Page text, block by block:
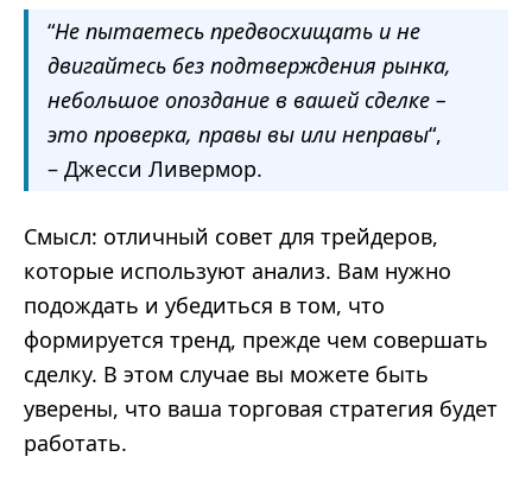
“Не пытаетесь предвосхищать и не
двигайтесь без подтверждения рынка,
небольшое опоздание в вашей сделке –
это проверка, правы вы или неправы“,
– Джесси Ливермор.
Смысл: отличный совет для трейдеров,
которые используют анализ. Вам нужно
подождать и убедиться в том, что
формируется тренд, прежде чем совершать
сделку. В этом случае вы можете быть
уверены, что ваша торговая стратегия будет
работать.